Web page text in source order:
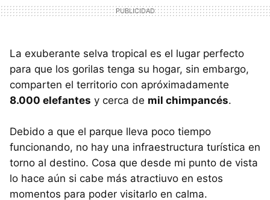
La exuberante selva tropical es el lugar perfecto
para que los gorilas tenga su hogar, sin embargo,
comparten el territorio con apróximadamente
8.000 elefantes y cerca de mil chimpancés.
Debido a que el parque lleva poco tiempo
funcionando, no hay una infraestructura turística en
torno al destino. Cosa que desde mi punto de vista
lo hace aún si cabe más atractiuvo en estos
momentos para poder visitarlo en calma.